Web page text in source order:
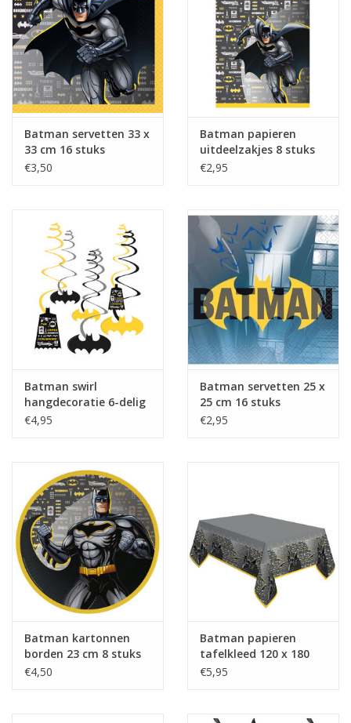
Batman servetten 33 x
33 cm 16 stuks
€3,50
Batman papieren
uitdeelzakjes 8 stuks
€2,95
Batman swirl
hangdecoratie 6-delig
€4,95
Batman servetten 25 x
25 cm 16 stuks
€2,95
Batman kartonnen
borden 23 cm 8 stuks
€4,50
Batman papieren
tafelkleed 120 x 180
cm
€5,95